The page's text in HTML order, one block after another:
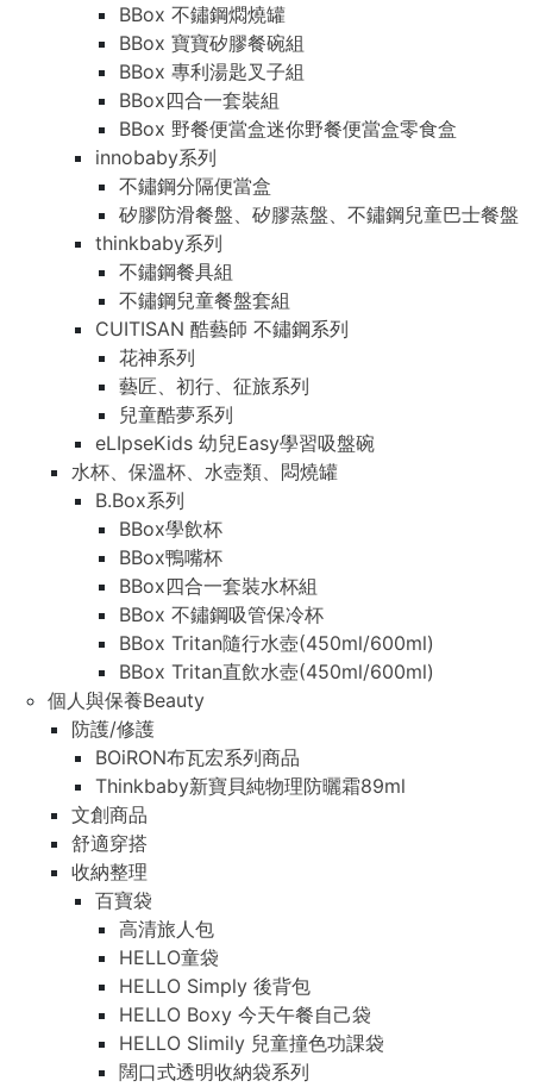
BBox 不鏽鋼燜燒罐
BBox 寶寶矽膠餐碗組
BBox 專利湯匙叉子組
BBox四合一套裝組
BBox 野餐便當盒迷你野餐便當盒零食盒
innobaby系列
不鏽鋼分隔便當盒
矽膠防滑餐盤、矽膠蒸盤、不鏽鋼兒童巴士餐盤
thinkbaby系列
不鏽鋼餐具組
不鏽鋼兒童餐盤套組
CUITISAN 酷藝師 不鏽鋼系列
花神系列
藝匠、初行、征旅系列
兒童酷夢系列
eLIpseKids 幼兒Easy學習吸盤碗
水杯、保溫杯、水壺類、悶燒罐
B.Box系列
BBox學飲杯
BBox鴨嘴杯
BBox四合一套裝水杯組
BBox 不鏽鋼吸管保冷杯
BBox Tritan隨行水壺(450ml/600ml)
BBox Tritan直飲水壺(450ml/600ml)
個人與保養Beauty
防護/修護
BOiRON布瓦宏系列商品
Thinkbaby新寶貝純物理防曬霜89ml
文創商品
舒適穿搭
收納整理
百寶袋
高清旅人包
HELLO童袋
HELLO Simply 後背包
HELLO Boxy 今天午餐自己袋
HELLO Slimily 兒童撞色功課袋
闊口式透明收納袋系列